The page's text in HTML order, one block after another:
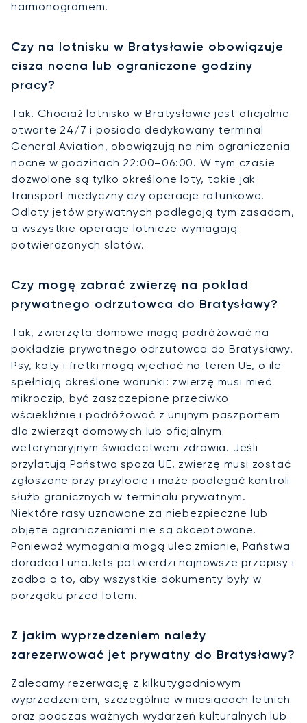
harmonogramem.
Czy na lotnisku w Bratysławie obowiązuje
cisza nocna lub ograniczone godziny
pracy?
Tak. Chociaż lotnisko w Bratysławie jest oficjalnie
otwarte 24/7 i posiada dedykowany terminal
General Aviation, obowiązują na nim ograniczenia
nocne w godzinach 22:00–06:00. W tym czasie
dozwolone są tylko określone loty, takie jak
transport medyczny czy operacje ratunkowe.
Odloty jetów prywatnych podlegają tym zasadom,
a wszystkie operacje lotnicze wymagają
potwierdzonych slotów.
Czy mogę zabrać zwierzę na pokład
prywatnego odrzutowca do Bratysławy?
Tak, zwierzęta domowe mogą podróżować na
pokładzie prywatnego odrzutowca do Bratysławy.
Psy, koty i fretki mogą wjechać na teren UE, o ile
spełniają określone warunki: zwierzę musi mieć
mikroczip, być zaszczepione przeciwko
wściekliźnie i podróżować z unijnym paszportem
dla zwierząt domowych lub oficjalnym
weterynaryjnym świadectwem zdrowia. Jeśli
przylatują Państwo spoza UE, zwierzę musi zostać
zgłoszone przy przylocie i może podlegać kontroli
służb granicznych w terminalu prywatnym.
Niektóre rasy uznawane za niebezpieczne lub
objęte ograniczeniami nie są akceptowane.
Ponieważ wymagania mogą ulec zmianie, Państwa
doradca LunaJets potwierdzi najnowsze przepisy i
zadba o to, aby wszystkie dokumenty były w
porządku przed lotem.
Z jakim wyprzedzeniem należy
zarezerwować jet prywatny do Bratysławy?
Zalecamy rezerwację z kilkutygodniowym
wyprzedzeniem, szczególnie w miesiącach letnich
oraz podczas ważnych wydarzeń kulturalnych lub